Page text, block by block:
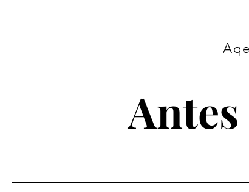
Antes